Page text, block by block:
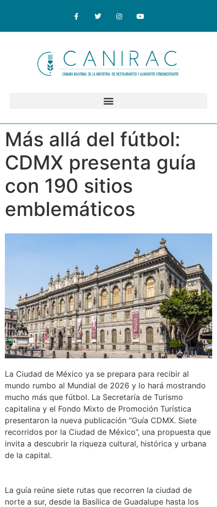
Más allá del fútbol:
CDMX presenta guía
con 190 sitios
emblemáticos
La Ciudad de México ya se prepara para recibir al
mundo rumbo al Mundial de 2026 y lo hará mostrando
mucho más que fútbol. La Secretaría de Turismo
capitalina y el Fondo Mixto de Promoción Turística
presentaron la nueva publicación “Guía CDMX. Siete
recorridos por la Ciudad de México”, una propuesta que
invita a descubrir la riqueza cultural, histórica y urbana
de la capital.
La guía reúne siete rutas que recorren la ciudad de
norte a sur, desde la Basílica de Guadalupe hasta los